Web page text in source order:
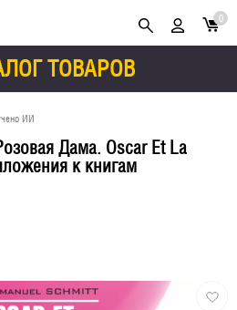
ТОВАРОВ
0
ИИ
Дама. Oscar Et La
к книгам